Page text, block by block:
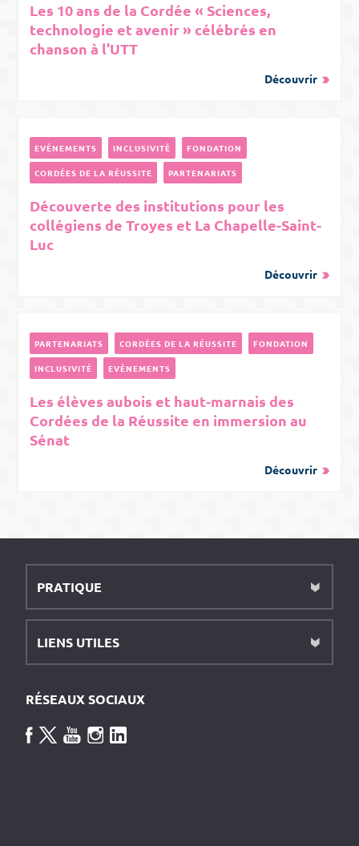
Les 10 ans de la Cordée « Sciences,
technologie et avenir » célébrés en
chanson à l'UTT
Découvrir
EVÉNEMENTS INCLUSIVITÉ FONDATION
CORDÉES DE LA RÉUSSITE PARTENARIATS
Découverte des institutions pour les
collégiens de Troyes et La Chapelle-Saint-
Luc
Découvrir
PARTENARIATS CORDÉES DE LA RÉUSSITE FONDATION
INCLUSIVITÉ EVÉNEMENTS
Les élèves aubois et haut-marnais des
Cordées de la Réussite en immersion au
Sénat
Découvrir
PRATIQUE
LIENS UTILES
RÉSEAUX SOCIAUX